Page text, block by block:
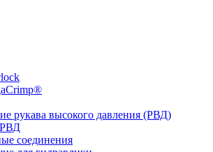
рукава высокого давления (РВД)
соединения